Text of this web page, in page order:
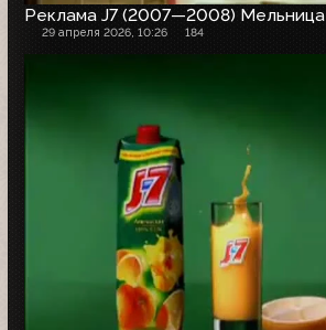
Реклама J7 (2007—2008) Мельница
29 апреля 2026, 10:26 184